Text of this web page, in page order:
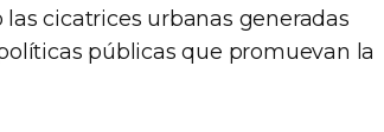
cicatrices urbanas generadas
públicas que promuevan la